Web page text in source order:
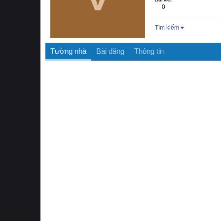
0
Tìm kiếm
Tường nhà Bài đăng Thông tin